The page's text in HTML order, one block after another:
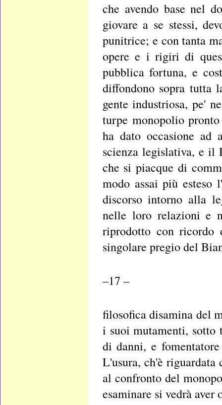
che avendo base nel
giovare a se stessi,
punitrice; e con tanta
opere e i rigiri di
pubblica fortuna, e
diffondono sopra tutta
gente industriosa, pe'
turpe monopolio
ha dato occasione ad
scienza legislativa, e il
che si piacque di
modo assai più esteso
discorso intorno alla
nelle loro relazioni e
riprodotto con
singolare pregio del
–17 –
filosofica disamina del
i suoi mutamenti, sotto
di danni, e
L'usura, ch'è
al confronto del
esaminare si vedrà aver